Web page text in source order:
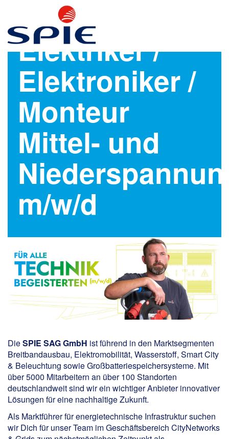
Elektriker /
Elektroniker /
Monteur
Mittel- und
m/w/d
DieSPIE SAG GmbH ist führend in den Marktsegmenten
Breitbandausbau, Elektromobilität, Wasserstoff, Smart City
& Beleuchtung sowie Großbatteriespeichersysteme. Mit
über 5000 Mitarbeitern an über 100 Standorten
deutschlandweit sind wir ein wichtiger Anbieter innovativer
Lösungen für eine nachhaltige Zukunft.
Als Marktführer für energietechnische Infrastruktur suchen
wir Dich für unser Team im Geschäftsbereich CityNetworks